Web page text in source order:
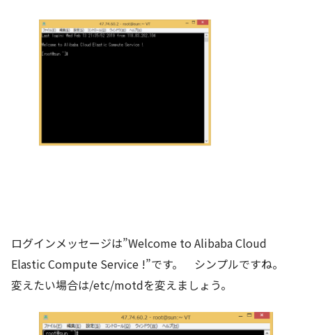
ログインメッセージは”Welcome to Alibaba Cloud
Elastic Compute Service !”です。 シンプルですね。
変えたい場合は/etc/motdを変えましょう。